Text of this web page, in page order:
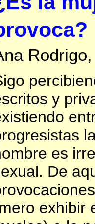
y
es
De
exhibir